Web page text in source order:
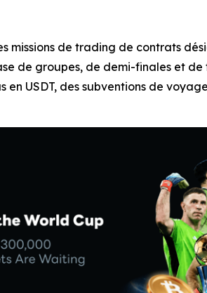
missions de trading de contrats
de groupes, de demi-finales et
USDT, des subventions de